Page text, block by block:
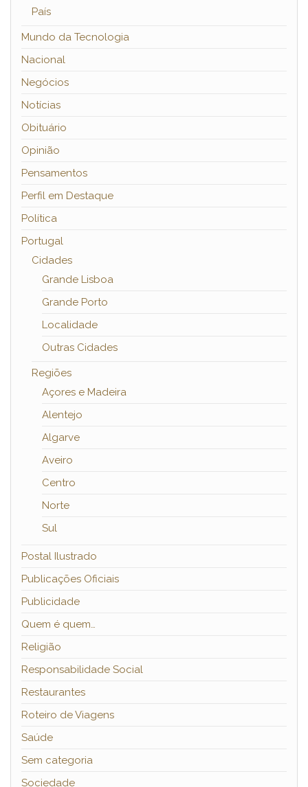
País
Mundo da Tecnologia
Nacional
Negócios
Notícias
Obituário
Opinião
Pensamentos
Perfil em Destaque
Política
Portugal
Cidades
Grande Lisboa
Grande Porto
Localidade
Outras Cidades
Regiões
Açores e Madeira
Alentejo
Algarve
Aveiro
Centro
Norte
Sul
Postal Ilustrado
Publicações Oficiais
Publicidade
Quem é quem…
Religião
Responsabilidade Social
Restaurantes
Roteiro de Viagens
Saúde
Sem categoria
Sociedade